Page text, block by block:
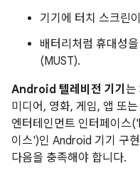
기기에 터치 스크린
배터리처럼 휴대성
(MUST).
Android 텔레비전 기기 는
미디어, 영화, 게임, 앱 또
엔터테인먼트 인터페이스
이스')인 Android 기기 구
다음을 충족해야 합니다.